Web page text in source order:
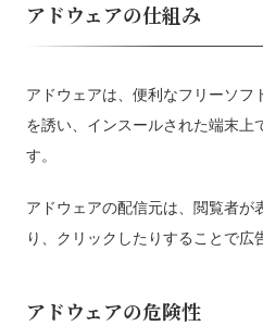
アドウェアの仕組み
アドウェアは、便利なフリーソフ
を誘い、インスールされた端末上
す。
アドウェアの配信元は、閲覧者が
り、クリックしたりすることで広
アドウェアの危険性